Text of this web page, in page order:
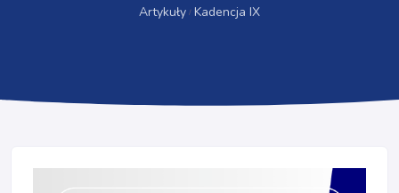
Artykuły Kadencja IX